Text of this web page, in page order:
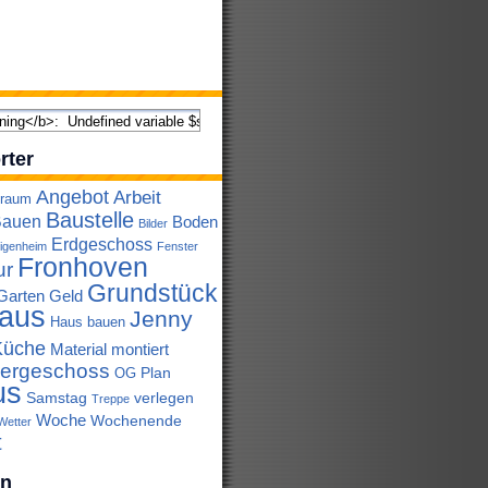
Angebot Arbeit
Baustelle Bilder Boden
Erdgeschoss Fenster
Fronhoven
Geld Grundstück
Haus bauen Jenny
Material montiert
OG Plan
Samstag Treppe verlegen
Woche Wochenende